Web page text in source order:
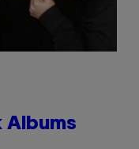
Albums